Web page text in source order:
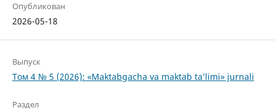
Опубликован
2026-05-18
Выпуск
Том 4 № 5 (2026): «Maktabgacha va maktab ta’limi» jurnali
Раздел